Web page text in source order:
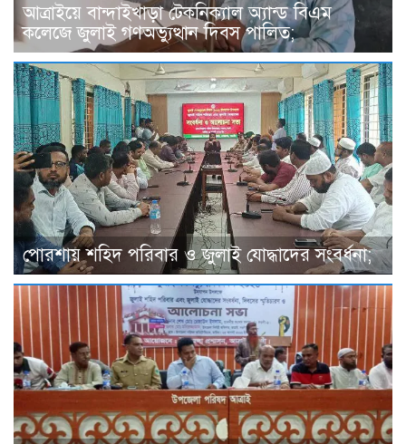
আত্রাইয়ে বান্দাইখাড়া টেকনিক্যাল অ্যান্ড বিএম
কলেজে জুলাই গণঅভ্যুত্থান দিবস পালিত;
পোরশায় শহিদ পরিবার ও জুলাই যোদ্ধাদের সংবর্ধনা;